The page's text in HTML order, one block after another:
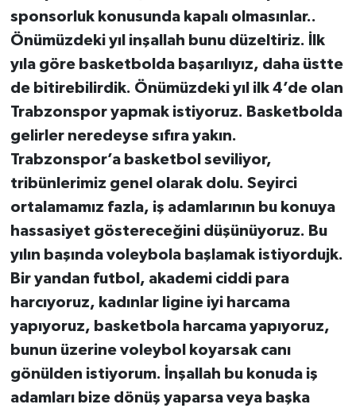
sponsorluk konusunda kapalı olmasınlar..
Önümüzdeki yıl inşallah bunu düzeltiriz. İlk
yıla göre basketbolda başarılıyız, daha üstte
de bitirebilirdik. Önümüzdeki yıl ilk 4’de olan
Trabzonspor yapmak istiyoruz. Basketbolda
gelirler neredeyse sıfıra yakın.
Trabzonspor’a basketbol seviliyor,
tribünlerimiz genel olarak dolu. Seyirci
ortalamamız fazla, iş adamlarının bu konuya
hassasiyet göstereceğini düşünüyoruz. Bu
yılın başında voleybola başlamak istiyordujk.
Bir yandan futbol, akademi ciddi para
harcıyoruz, kadınlar ligine iyi harcama
yapıyoruz, basketbola harcama yapıyoruz,
bunun üzerine voleybol koyarsak canı
gönülden istiyorum. İnşallah bu konuda iş
adamları bize dönüş yaparsa veya başka